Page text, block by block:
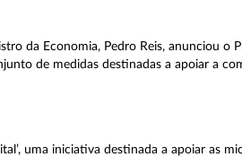
da Economia, Pedro Reis, anunciou o
de medidas destinadas a apoiar a
uma iniciativa destinada a apoiar as